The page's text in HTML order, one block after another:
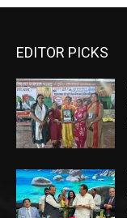
EDITOR PICKS